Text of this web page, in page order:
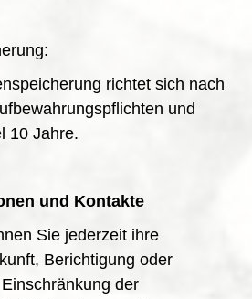
richtet sich nach
und
10 Jahre.
und Kontakte
Sie jederzeit ihre
Berichtigung oder
der